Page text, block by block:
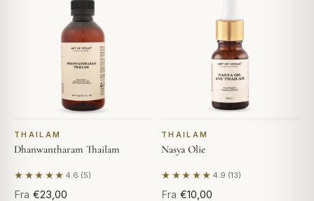
THAILAM
Dhanwantharam Thailam
★★★★★ 4.6 (5)
Baseret på 5 anmeldelser
Fra €23,00
THAILAM
Nasya Olie
★★★★★ 4.9 (13)
Baseret på 13 anmeldelser
Fra €10,00